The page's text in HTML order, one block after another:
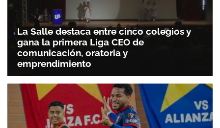
La Salle destaca entre cinco colegios y
gana la primera Liga CEO de
comunicación, oratoria y
emprendimiento